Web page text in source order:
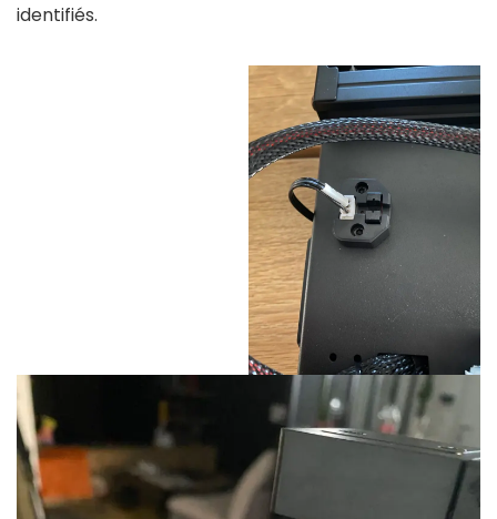
identifiés.